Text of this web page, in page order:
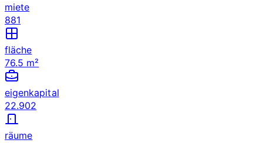
miete
881
fläche
76.5 m²
eigenkapital
22.902
räume